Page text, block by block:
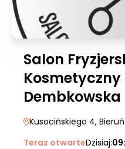
Salon
Dembkowska
Kusocińskiego 4,
Teraz otwarteDzisiaj: